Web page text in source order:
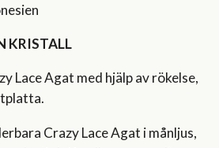
KRISTALL
Lace Agat med hjälp av rökelse,
Crazy Lace Agat i månljus,